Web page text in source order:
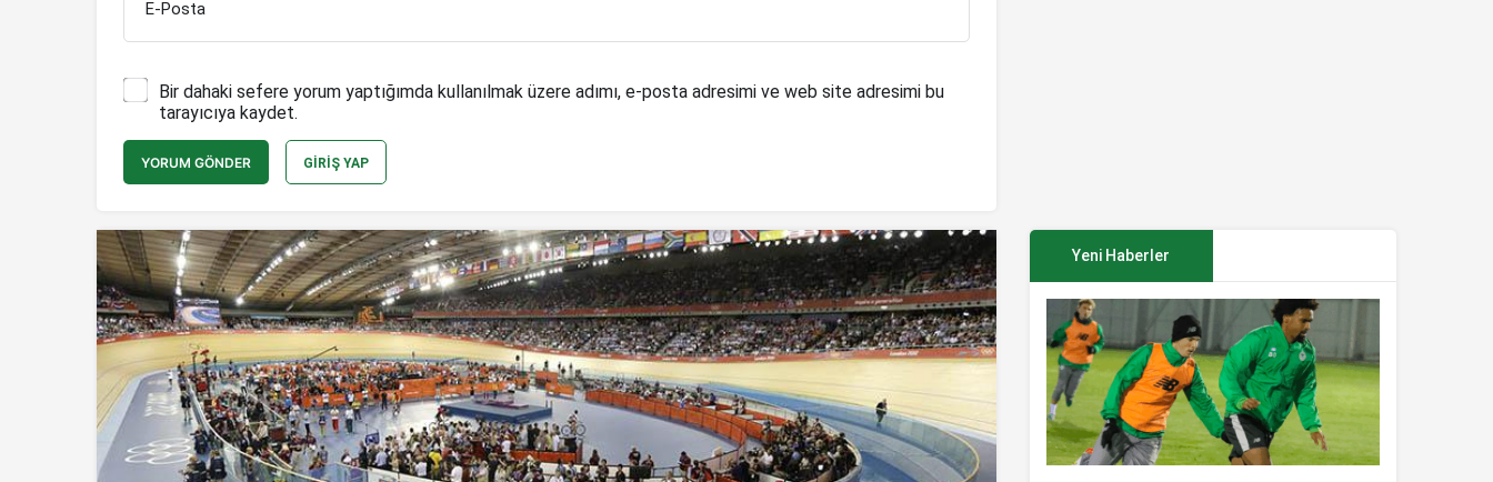
E-Posta
Bir dahaki sefere yorum yaptığımda kullanılmak üzere adımı, e-posta adresimi ve web site adresimi bu
tarayıcıya kaydet.
YORUM GÖNDER GIRIŞ YAP
Yeni Haberler